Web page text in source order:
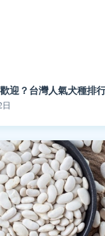
迎？台灣人氣犬種排